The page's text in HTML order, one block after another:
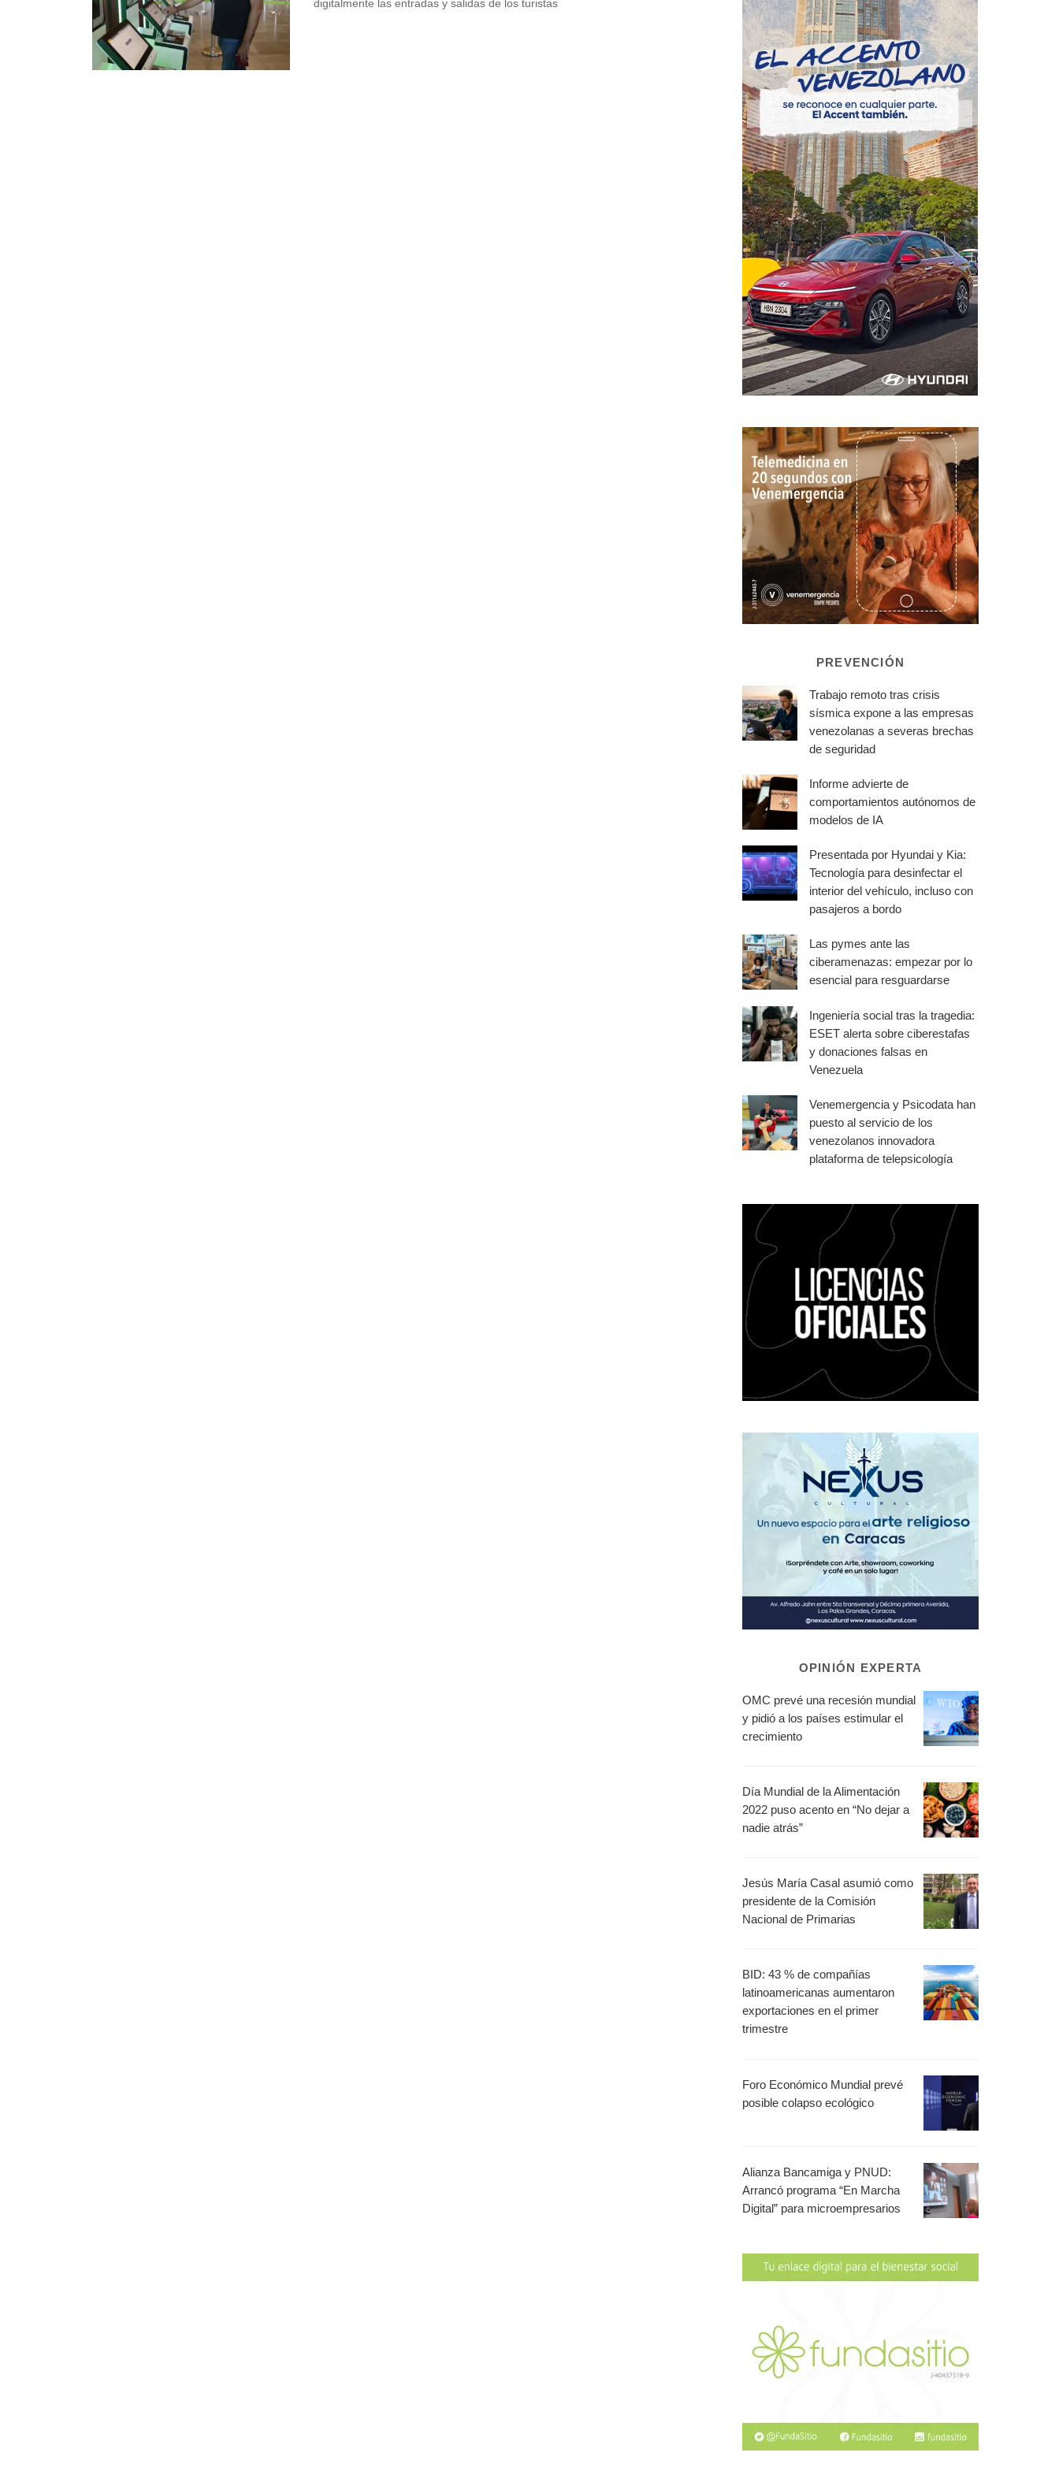
digitalmente las entradas y salidas de los turistas
PREVENCIÓN
Trabajo remoto tras crisis
sísmica expone a las empresas
venezolanas a severas brechas
de seguridad
Informe advierte de
comportamientos autónomos de
modelos de IA
Presentada por Hyundai y Kia:
Tecnología para desinfectar el
interior del vehículo, incluso con
pasajeros a bordo
Las pymes ante las
ciberamenazas: empezar por lo
esencial para resguardarse
Ingeniería social tras la tragedia:
ESET alerta sobre ciberestafas
y donaciones falsas en
Venezuela
Venemergencia y Psicodata han
puesto al servicio de los
venezolanos innovadora
plataforma de telepsicología
OPINIÓN EXPERTA
OMC prevé una recesión mundial
y pidió a los países estimular el
crecimiento
Día Mundial de la Alimentación
2022 puso acento en “No dejar a
nadie atrás”
Jesús María Casal asumió como
presidente de la Comisión
Nacional de Primarias
BID: 43 % de compañías
latinoamericanas aumentaron
exportaciones en el primer
trimestre
Foro Económico Mundial prevé
posible colapso ecológico
Alianza Bancamiga y PNUD:
Arrancó programa “En Marcha
Digital” para microempresarios